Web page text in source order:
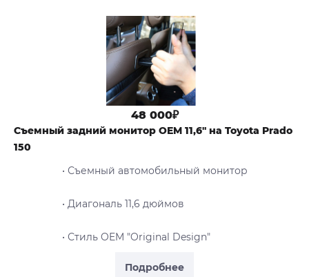
Подробнее
48 000₽
Съемный задний монитор OEM 11,6" на Toyota Prado
150
• Съемный автомобильный монитор
• Диагональ 11,6 дюймов
• Стиль OEM "Original Design"